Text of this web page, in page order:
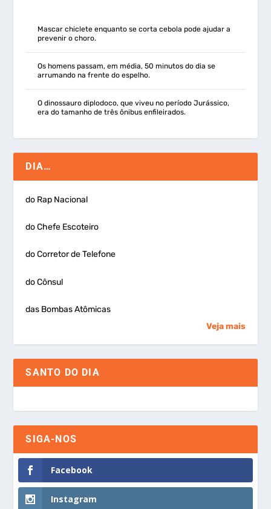
Mascar chiclete enquanto se corta cebola pode ajudar a
prevenir o choro.
Os homens passam, em média, 50 minutos do dia se
arrumando na frente do espelho.
O dinossauro diplodoco, que viveu no período Jurássico,
era do tamanho de três ônibus enfileirados.
DIA…
do Rap Nacional
do Chefe Escoteiro
do Corretor de Telefone
do Cônsul
das Bombas Atômicas
Veja mais
SANTO DO DIA
SIGA-NOS
Facebook
Instagram